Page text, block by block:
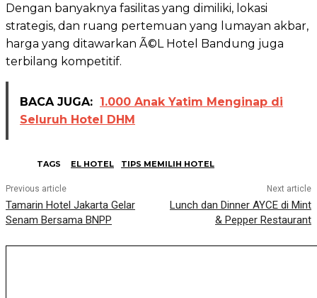
Dengan banyaknya fasilitas yang dimiliki, lokasi
strategis, dan ruang pertemuan yang lumayan akbar,
harga yang ditawarkan Ã©L Hotel Bandung juga
terbilang kompetitif.
BACA JUGA: 1.000 Anak Yatim Menginap di
Seluruh Hotel DHM
TAGS EL HOTEL TIPS MEMILIH HOTEL
Previous article
Tamarin Hotel Jakarta Gelar
Senam Bersama BNPP
Next article
Lunch dan Dinner AYCE di Mint
& Pepper Restaurant